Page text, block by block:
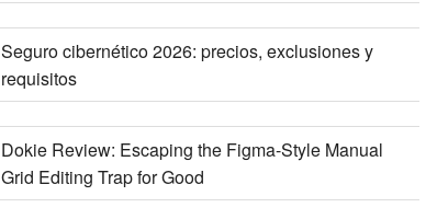
Seguro cibernético 2026: precios, exclusiones y
requisitos
Dokie Review: Escaping the Figma-Style Manual
Grid Editing Trap for Good